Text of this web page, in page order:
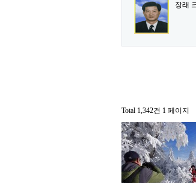
장래
Total 1,342건 1 페이지